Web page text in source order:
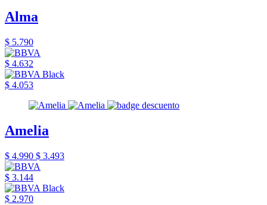
Alma
$ 5.790
$ 4.632
$ 4.053
Amelia
$ 4.990 $ 3.493
$ 3.144
$ 2.970